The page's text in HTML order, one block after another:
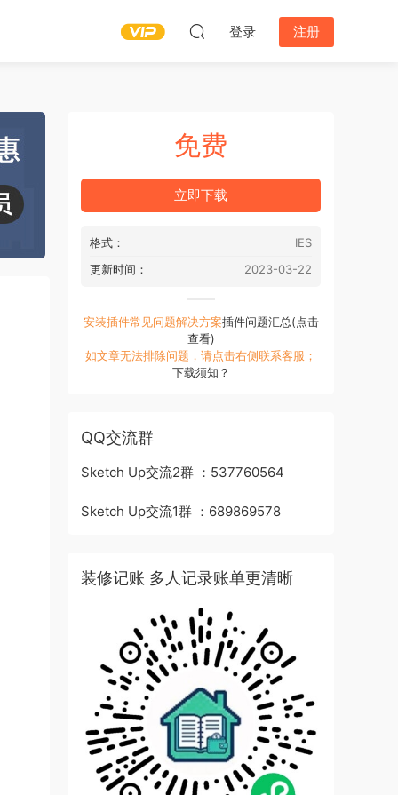
登录 注册
免费
立即下载
格式：
IES
更新时间：
2023-03-22
安装插件常见问题解决方案插件问题汇总(点击
查看)
如文章无法排除问题，请点击右侧联系客服；
下载须知？
QQ交流群
Sketch Up交流2群 ：537760564
Sketch Up交流1群 ：689869578
装修记账 多人记录账单更清晰